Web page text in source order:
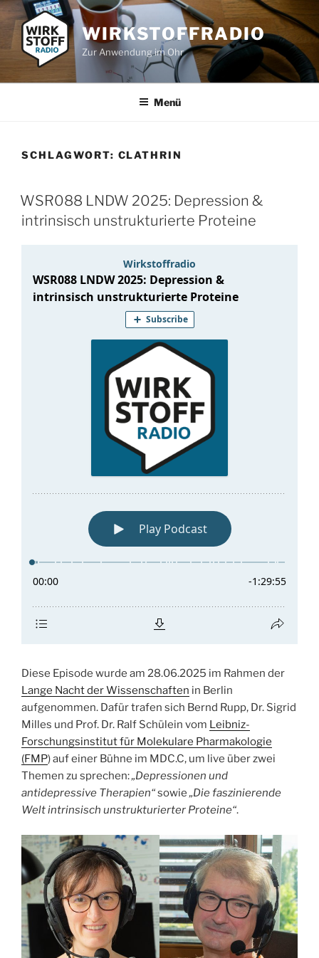
Zum
Inhalt
springen
WIRKSTOFFRADIO
Zur Anwendung im Ohr
Menü
SCHLAGWORT: CLATHRIN
WSR088 LNDW 2025: Depression &
intrinsisch unstrukturierte Proteine
Diese Episode wurde am 28.06.2025 im Rahmen der
Lange Nacht der Wissenschaften in Berlin
aufgenommen. Dafür trafen sich Bernd Rupp, Dr. Sigrid
Milles und Prof. Dr. Ralf Schülein vom Leibniz-
Forschungsinstitut für Molekulare Pharmakologie
(FMP) auf einer Bühne im MDC.C, um live über zwei
Themen zu sprechen:„Depressionen und
antidepressive Therapien“sowie„Die faszinierende
Welt intrinsisch unstrukturierter Proteine“.